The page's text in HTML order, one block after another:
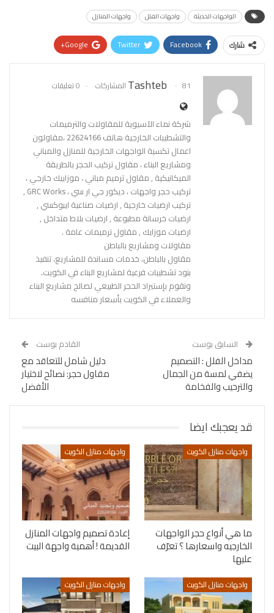
الواجهات الحديثة واجهات الفلل واجهات المنازل
شارك Facebook
Twitter
Google+
البريد الإلكتروني
Tashteb 81 المشاركات 0 تعليقات
شركة نماء الآسيوية للمقاولات والترميمات
والتشطيبات الخارجية هاتف 22624166 ،مقاولون
اعمال تكسية الواجهات الخارجية للمنازل والمباني
ومشاريع البناء ، مقاول تركيب الحجر بالطريقة
الميكانيكية , مقاول ترميم مباني ، موزاييك خارجي ،
تركيب حجر واجهات ، ديكور جي ار سي ، GRC Works ,
تركيب ارضيات خارجية , ارضيات صناعية ايبوكسي ,
ارضيات خرسانة مطبوعة , ارضيات بلاط متداخل ,
ارضيات موزايك , مقاول ترميمات عامة .
مقاولات ومشاريع بالباطن
مقاول بالباطن، خدمات مساندة للمشاريع، تنفيذ
بنود تشطيبات فرعية لمشاريع البناء في الكويت.
ونقوم بإستيراد الحجر الطبيعي لصالح مشاريع البناء
والعملاء في الكويت بأسعار منافسه
السابق بوست
مداخل الفلل : التصميم
يضفي لمسة من الجمال
والترحيب والفخامة
القادم بوست
دليل شامل للتعاقد مع
مقاول حجر: نصائح لاختيار
الأفضل
قد يعجبك ايضا
واجهات منازل الكويت
ما هي أنواع حجر الواجهات
الخارجيه واسعارها ؟ تعرّف
عليها
واجهات منازل الكويت
إعادة تصميم واجهات المنازل
القديمة ! أهمية واجهة البيت
واجهات منازل الكويت واجهات منازل الكويت